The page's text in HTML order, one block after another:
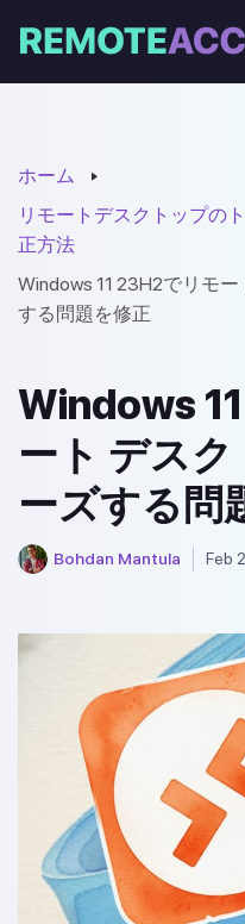
ホーム
リモートデスクトップの
正方法
Windows 11 23H2でリモ
する問題を修正
Windows
ート デス
ーズする問
Bohdan Mantula Feb